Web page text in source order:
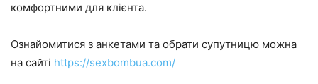
комфортними для клієнта.
Ознайомитися з анкетами та обрати супутницю можна
на сайті https://sexbombua.com/